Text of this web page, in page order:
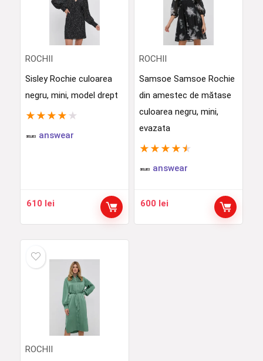
ROCHII
Sisley Rochie culoarea
negru, mini, model drept
★ ★ ★ ★ ★
answear
610 lei
ROCHII
Samsoe Samsoe Rochie
din amestec de mătase
culoarea negru, mini,
evazata
★ ★ ★ ★ ★
answear
600 lei
ROCHII